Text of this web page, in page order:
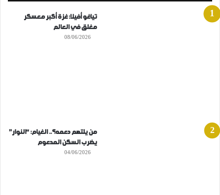
تياغو أفيلا: غزة أكبر معسكر
مغلق في العالم
08/06/2026
من يلتهم دعمه؟.. الغيام: “النوار”
يضرب السكن المدعوم
04/06/2026